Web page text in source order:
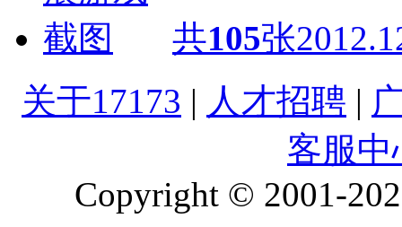
共105张
关于17173 | 人才招聘 |
客服中
Copyright © 2001-